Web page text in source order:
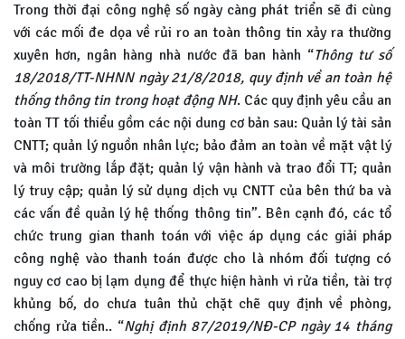
Trong thời đại công nghệ số ngày càng phát triển sẽ đi cùng
với các mối đe dọa về rủi ro an toàn thông tin xảy ra thường
xuyên hơn, ngân hàng nhà nước đã ban hành “Thông tư số
18/2018/TT-NHNN ngày 21/8/2018, quy định về an toàn hệ
thống thông tin trong hoạt động NH. Các quy định yêu cầu an
toàn TT tối thiểu gồm các nội dung cơ bản sau: Quản lý tài sản
CNTT; quản lý nguồn nhân lực; bảo đảm an toàn về mặt vật lý
và môi trường lắp đặt; quản lý vận hành và trao đổi TT; quản
lý truy cập; quản lý sử dụng dịch vụ CNTT của bên thứ ba và
các vấn đề quản lý hệ thống thông tin”. Bên cạnh đó, các tổ
chức trung gian thanh toán với việc áp dụng các giải pháp
công nghệ vào thanh toán được cho là nhóm đối tượng có
nguy cơ cao bị lạm dụng để thực hiện hành vi rửa tiền, tài trợ
khủng bố, do chưa tuân thủ chặt chẽ quy định về phòng,
chống rửa tiền.. “Nghị định 87/2019/NĐ-CP ngày 14 tháng